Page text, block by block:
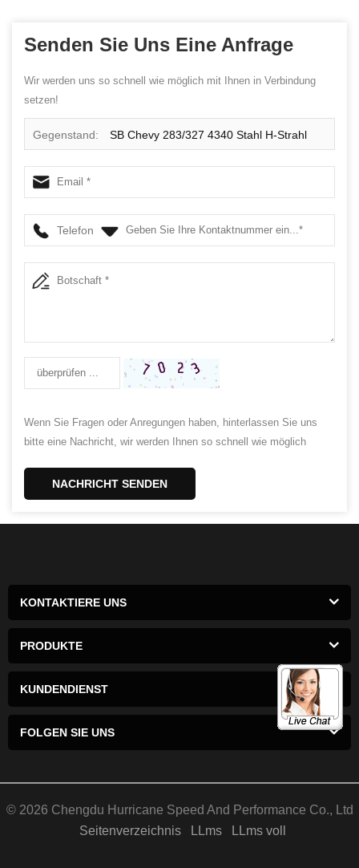
Senden Sie Uns Eine Anfrage
Wir werden uns so schnell wie möglich mit Ihnen in Verbindung
setzen!
Gegenstand: SB Chevy 283/327 4340 Stahl H-Strahl
Geschmiedete Verbindungsstangen 6.000 "Länge, Satz
von 8 stücke
Telefon
Wenn Sie Fragen oder Anregungen haben, hinterlassen Sie uns
bitte eine Nachricht, wir werden Ihnen so schnell wie möglich
NACHRICHT SENDEN
KONTAKTIERE UNS
PRODUKTE
KUNDENDIENST
FOLGEN SIE UNS
© 2026 Chengdu Hurricane Speed ​​And Performance Co., Ltd
Seitenverzeichnis
LLms LLms voll